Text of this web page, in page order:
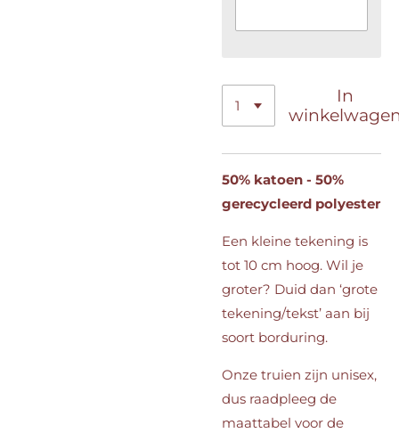
In
50% katoen - 50%
gerecycleerd polyester
Een kleine tekening is
tot 10 cm hoog. Wil je
groter? Duid dan ‘grote
tekening/tekst’ aan bij
soort borduring.
Onze truien zijn unisex,
dus raadpleeg de
maattabel voor de